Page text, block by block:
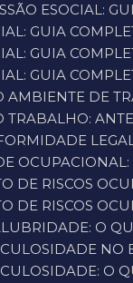
ESOCIAL:
GUIA
GUIA
GUIA
AMBIENTE DE
TRABALHO:
DE RISCOS
DE RISCOS
O
NO
O